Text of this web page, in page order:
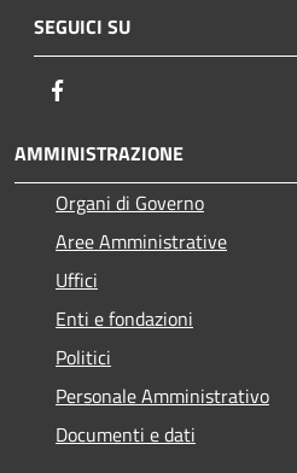
SEGUICI SU
AMMINISTRAZIONE
Organi di Governo
Aree Amministrative
Uffici
Enti e fondazioni
Politici
Personale Amministrativo
Documenti e dati